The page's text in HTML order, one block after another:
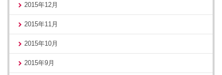
2015年12月
2015年11月
2015年10月
2015年9月